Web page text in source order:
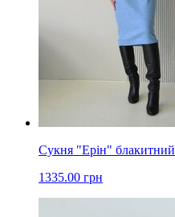
Сукня "Ерін" блакитний
1335.00 грн